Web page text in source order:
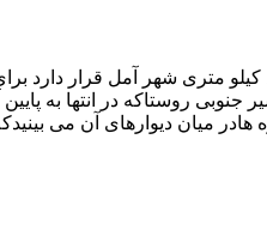
روستاکه در انتها به
میان دیوارهای آن می